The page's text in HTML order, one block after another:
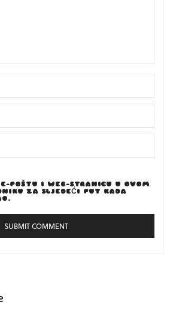
POŠTU I WEB-STRANICU U OVOM
ZA SLJEDEĆI PUT KADA